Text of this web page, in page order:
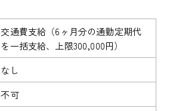
交通費支給（6ヶ月分の通勤定期代
を一括支給、上限300,000円）
なし
不可